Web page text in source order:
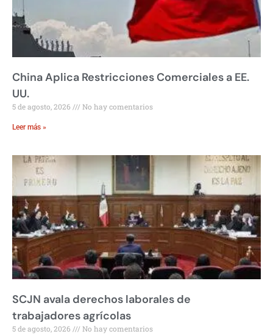
China Aplica Restricciones Comerciales a EE.
UU.
5 de agosto, 2026 No hay comentarios
Leer más »
SCJN avala derechos laborales de
trabajadores agrícolas
5 de agosto, 2026 No hay comentarios